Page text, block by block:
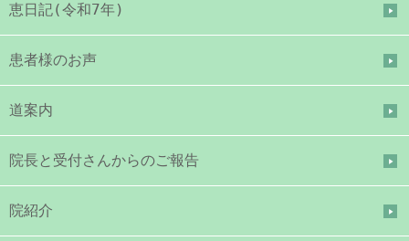
恵日記(令和7年)
患者様のお声
道案内
院長と受付さんからのご報告
院紹介